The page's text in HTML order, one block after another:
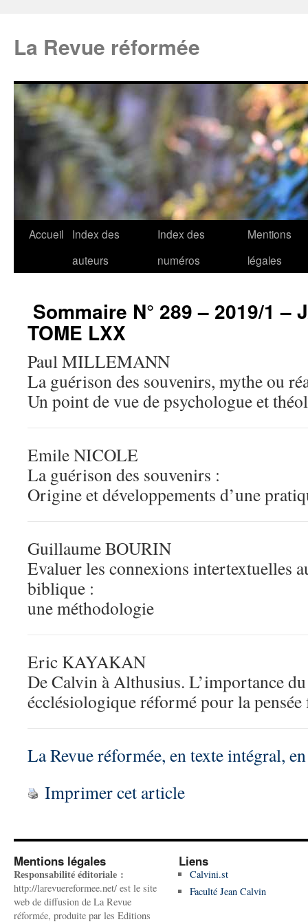
La Revue réformée
Accueil
Index des
auteurs
Index des
numéros
Mentions
légales
Sommaire N° 289 – 2019/1 –
TOME LXX
Paul MILLEMANN
La guérison des souvenirs, mythe ou
Un point de vue de psychologue et
Emile NICOLE
La guérison des souvenirs :
Origine et développements d’une
Guillaume BOURIN
Evaluer les connexions intertextuelles
biblique :
une méthodologie
Eric KAYAKAN
De Calvin à Althusius. L’importance
écclésiologique réformé pour la pensée
La Revue réformée, en texte intégral,
Imprimer cet article
Mentions légales
Responsabilité éditoriale :
http://larevuereformee.net/ est le site
web de diffusion de La Revue
réformée, produite par les Editions
Liens
Calvini.st
Faculté Jean Calvin